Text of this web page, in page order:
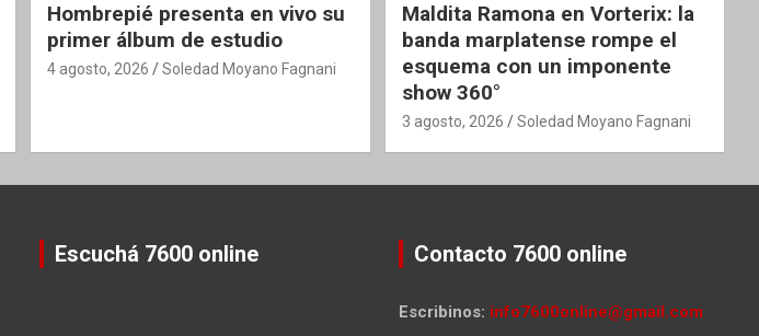
Hombrepié presenta en vivo su
primer álbum de estudio
4 agosto, 2026 Soledad Moyano Fagnani
Maldita Ramona en Vorterix: la
banda marplatense rompe el
esquema con un imponente
show 360°
3 agosto, 2026 Soledad Moyano Fagnani
Escuchá 7600 online Contacto 7600 online
Escribinos: info7600online@gmail.com